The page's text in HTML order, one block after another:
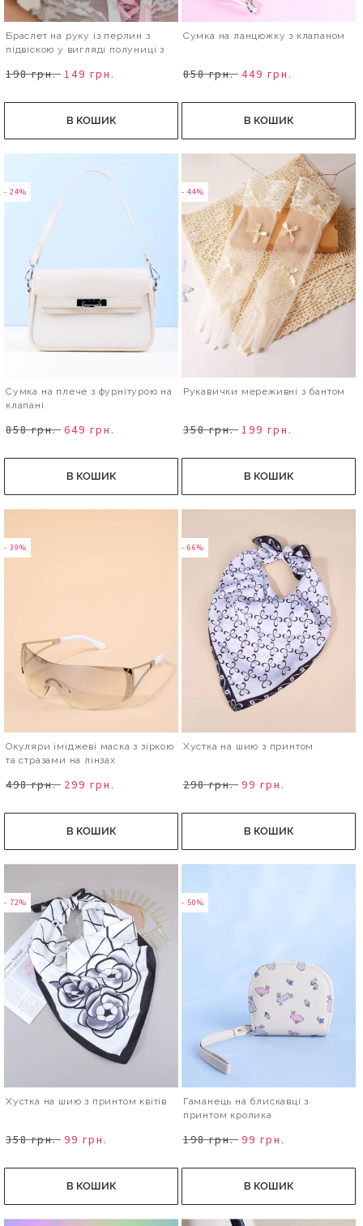
Браслет на руку із перлин з
підвіскою у вигляді полуниці з
198 грн. 149 грн.
В КОШИК
Сумка на ланцюжку з клапаном
858 грн. 449 грн.
В КОШИК
- 24%
Сумка на плече з фурнітурою на
клапані
858 грн. 649 грн.
В КОШИК
- 44%
Рукавички мереживні з бантом
358 грн. 199 грн.
В КОШИК
- 39%
Окуляри іміджеві маска з зіркою
та стразами на лінзах
498 грн. 299 грн.
В КОШИК
- 66%
Хустка на шию з принтом
298 грн. 99 грн.
В КОШИК
- 72%
Хустка на шию з принтом квітів
358 грн. 99 грн.
В КОШИК
- 50%
Гаманець на блискавці з
принтом кролика
198 грн. 99 грн.
В КОШИК